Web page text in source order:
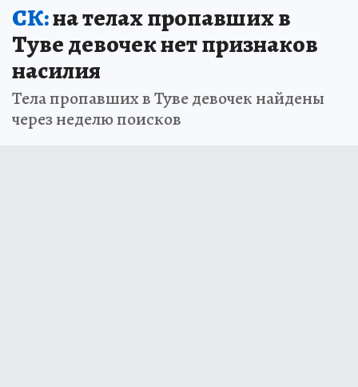
СК:на телах пропавших в
Туве девочек нет признаков
насилия
Тела пропавших в Туве девочек найдены
через неделю поисков